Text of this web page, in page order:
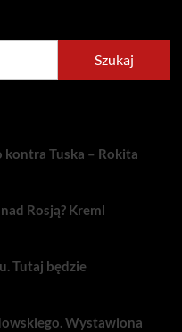
Szukaj
kontra Tuska – Rokita
Rosją? Kreml
Tutaj będzie
Wystawiona